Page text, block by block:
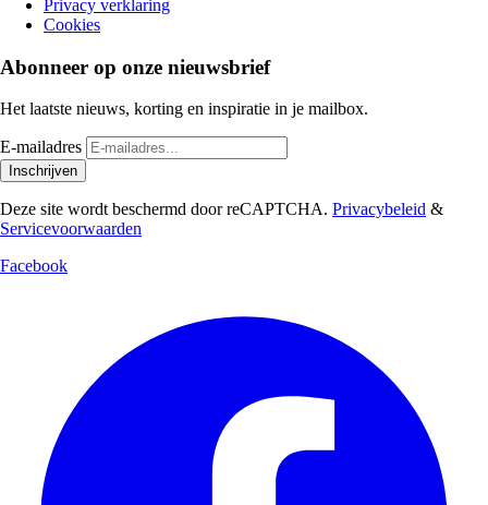
Privacy verklaring
Cookies
Abonneer op onze nieuwsbrief
Het laatste nieuws, korting en inspiratie in je mailbox.
E-mailadres
Inschrijven
Deze site wordt beschermd door reCAPTCHA. Privacybeleid &
Servicevoorwaarden
Facebook